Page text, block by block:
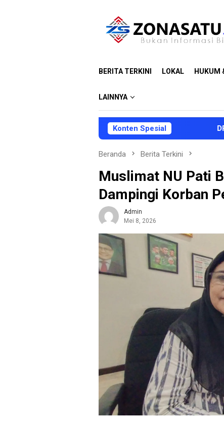
BERITA TERKINI LOKAL HUKUM
LAINNYA
Konten Spesial DPRD
Beranda Berita Terkini
Muslimat NU Pati
Dampingi Korban
Admin
Mei 8, 2026